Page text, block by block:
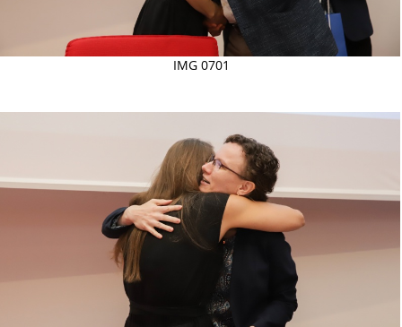
IMG 0701